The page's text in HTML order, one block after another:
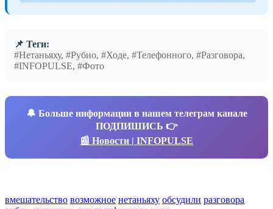
📌 Теги:
#Нетаньяху, #Рубио, #Ходе, #Телефонного, #Разговора,
#INFOPULSE, #Фото
🔔 Больше информации в нашем телеграм канале
ПОДПИШИСЬ 👉
📰 Новости | INFOPULSE
вмешательство возможное нетаньяху обсудили разговора